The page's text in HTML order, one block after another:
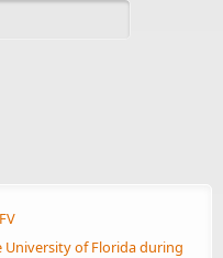
University of Florida during